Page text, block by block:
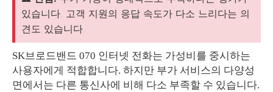
있습니다. 고객 지원의 응답 속도가 다소 느리다는 의
견도 있습니다.
SK브로드밴드 070 인터넷 전화는 가성비를 중시하는
사용자에게 적합합니다. 하지만 부가 서비스의 다양성
면에서는 다른 통신사에 비해 다소 부족할 수 있습니다.